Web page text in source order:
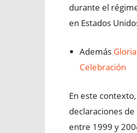
durante el
en Estados
Además
Celebración
En este
declaraciones
entre 1999 y